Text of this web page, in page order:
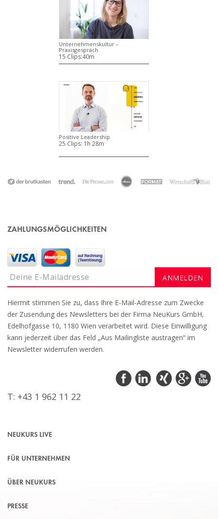
Unternehmenskultur –
Praxisgespräch
15 Clips:40m
Positive Leadership
25 Clips: 1h 28m
ZAHLUNGSMÖGLICHKEITEN
Hiermit stimmen Sie zu, dass Ihre E-Mail-Adresse zum Zwecke
der Zusendung des Newsletters bei der Firma NeuKurs GmbH,
Edelhofgasse 10, 1180 Wien verarbeitet wird. Diese Einwilligung
kann jederzeit über das Feld „Aus Mailingliste austragen“ im
Newsletter widerrufen werden.
T: +43 1 962 11 22
NEUKURS LIVE
FÜR UNTERNEHMEN
ÜBER NEUKURS
PRESSE